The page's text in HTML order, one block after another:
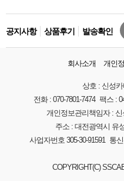
공지사항 상품후기 발송확인
회사소개 개인
상호 :신성카
전화 : 070-7801-7474 팩스 :
개인정보관리책임자 : 신
주소 : 대전광역시 유
사업자번호305-30-91591 통
COPYRIGHT(C)